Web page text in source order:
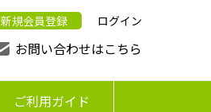
新規会員登録 ログイン
お問い合わせはこちら
ご利用ガイド